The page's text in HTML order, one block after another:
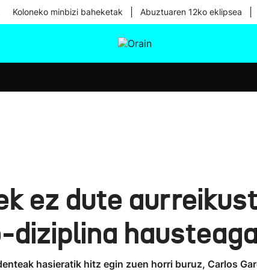
Koloneko minbizi baheketak Abuztuaren 12ko eklipsea
ez dute
diziplina
hasieratik hitz egin zuen horri buruz, Carlos